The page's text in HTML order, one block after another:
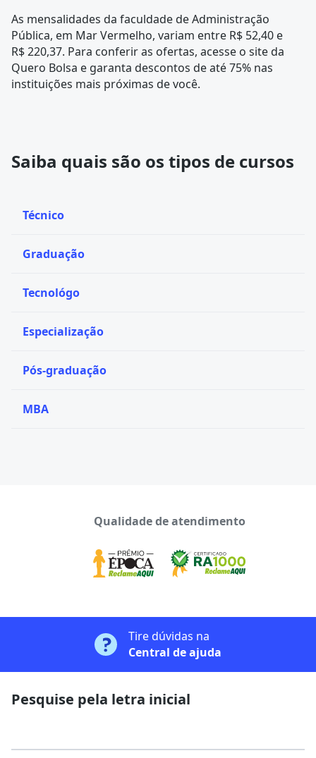
As mensalidades da faculdade de Administração
Pública, em Mar Vermelho, variam entre R$ 52,40 e
R$ 220,37. Para conferir as ofertas, acesse o site da
Quero Bolsa e garanta descontos de até 75% nas
instituições mais próximas de você.
Saiba quais são os tipos de cursos
Técnico
Graduação
Tecnológo
Especialização
Pós-graduação
MBA
Qualidade de atendimento
Tire dúvidas na
Central de ajuda
Pesquise pela letra inicial